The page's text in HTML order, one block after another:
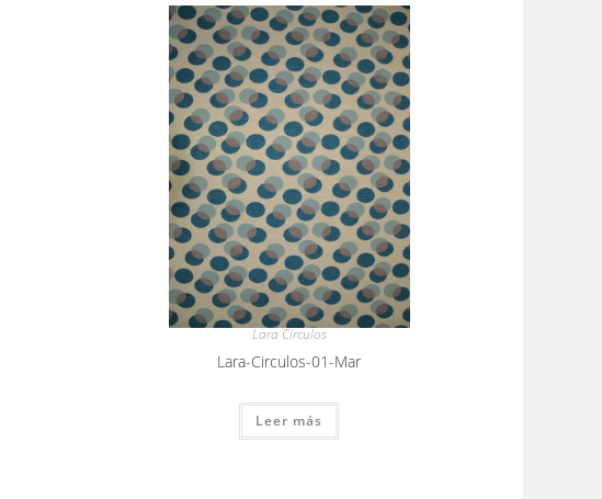
Lara Circulos
Lara-Circulos-01-Mar
Leer más